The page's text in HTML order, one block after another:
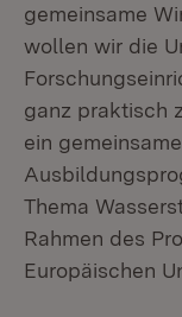
gemeinsame
wollen wir die
ganz praktisch
ein
Thema
Rahmen des
Europäischen